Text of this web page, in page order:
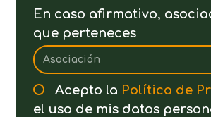
En caso afirmativo,
que perteneces
Acepto la Política de
el uso de mis datos